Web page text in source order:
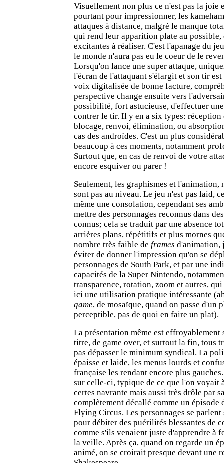
Visuellement non plus ce n'est pas la joie
pourtant pour impressionner, les
attaques à distance, malgré le manque
qui rend leur apparition plate au possible,
excitantes à réaliser. C'est l'apanage du
le monde n'aura pas eu le coeur de le
Lorsqu'on lance une super attaque,
l'écran de l'attaquant s'élargit et son tir est
voix digitalisée de bonne facture,
perspective change ensuite vers
possibilité, fort astucieuse, d'effectuer
contrer le tir. Il y en a six types: réception
blocage, renvoi, élimination, ou
cas des androïdes. C'est un plus
beaucoup à ces moments, notamment
Surtout que, en cas de renvoi de votre
encore esquiver ou parer !
Seulement, les graphismes et l'animation,
sont pas au niveau. Le jeu n'est pas laid,
même une consolation, cependant ses
mettre des personnages reconnus dans
connus; cela se traduit par une absence
arrières plans, répétitifs et plus mornes
nombre très faible de frames d'animation,
éviter de donner l'impression qu'on se
personnages de South Park, et par une
capacités de la Super Nintendo,
transparence, rotation, zoom et autres,
ici une utilisation pratique intéressante
game, de mosaïque, quand on passe d'un
perceptible, pas de quoi en faire un plat).
La présentation même est effroyablement
titre, de game over, et surtout la fin, tous
pas dépasser le minimum syndical. La
épaisse et laide, les menus lourds et
française les rendant encore plus
sur celle-ci, typique de ce que l'on voyait
certes navrante mais aussi très drôle par
complètement décallé comme un épisode
Flying Circus. Les personnages se parlent
pour débiter des puérilités blessantes de
comme s'ils venaient juste d'apprendre à
la veille. Après ça, quand on regarde un
animé, on se croirait presque devant une